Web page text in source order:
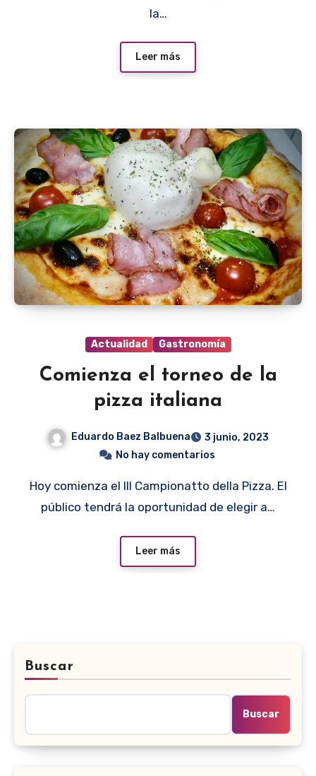
la…
Leer más
Actualidad Gastronomía
Comienza el torneo de la
pizza italiana
Eduardo Baez Balbuena
3 junio, 2023
No hay comentarios
Hoy comienza el III Campionatto della Pizza. El
público tendrá la oportunidad de elegir a…
Leer más
Buscar
Buscar